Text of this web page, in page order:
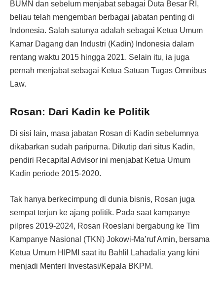
BUMN dan sebelum menjabat sebagai Duta Besar RI,
beliau telah mengemban berbagai jabatan penting di
Indonesia. Salah satunya adalah sebagai Ketua Umum
Kamar Dagang dan Industri (Kadin) Indonesia dalam
rentang waktu 2015 hingga 2021. Selain itu, ia juga
pernah menjabat sebagai Ketua Satuan Tugas Omnibus
Law.
Rosan: Dari Kadin ke Politik
Di sisi lain, masa jabatan Rosan di Kadin sebelumnya
dikabarkan sudah paripurna. Dikutip dari situs Kadin,
pendiri Recapital Advisor ini menjabat Ketua Umum
Kadin periode 2015-2020.
Tak hanya berkecimpung di dunia bisnis, Rosan juga
sempat terjun ke ajang politik. Pada saat kampanye
pilpres 2019-2024, Rosan Roeslani bergabung ke Tim
Kampanye Nasional (TKN) Jokowi-Ma’ruf Amin, bersama
Ketua Umum HIPMI saat itu Bahlil Lahadalia yang kini
menjadi Menteri Investasi/Kepala BKPM.